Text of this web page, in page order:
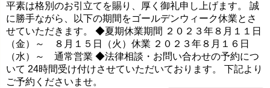
平素は格別のお引立てを賜り、厚く御礼申し上げます。 誠
に勝手ながら、以下の期間をゴールデンウィーク休業とさ
せていただきます。 ◆夏期休業期間 ２０２３年８月１１日
（金）～ ８月１５日（火）休業 ２０２３年８月１６日
（水）～ 通常営業 ◆法律相談・お問い合わせの予約につ
いて 24時間受け付けさせていただいております。 下記より
ご予約くださいませ。